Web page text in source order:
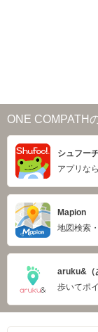
ONE COMPATH
シュフー
アプリな
Mapion
地図検索
aruku&（
歩いてポ